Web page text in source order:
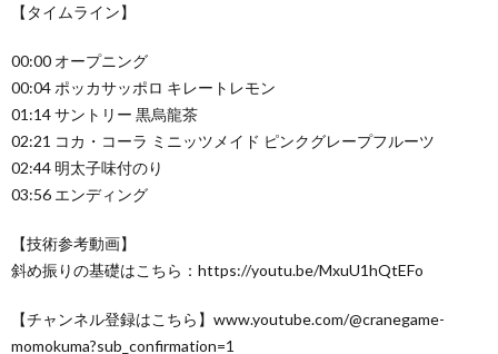
【タイムライン】
00:00 オープニング
00:04 ポッカサッポロ キレートレモン
01:14 サントリー 黒烏龍茶
02:21 コカ・コーラ ミニッツメイド ピンクグレープフルーツ
02:44 明太子味付のり
03:56 エンディング
【技術参考動画】
斜め振りの基礎はこちら：https://youtu.be/MxuU1hQtEFo
【チャンネル登録はこちら】www.youtube.com/@cranegame-
momokuma?sub_confirmation=1